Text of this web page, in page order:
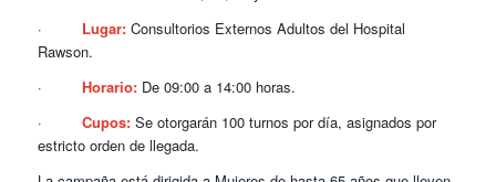
· Lugar:Consultorios Externos Adultos del Hospital
Rawson.
· Horario:De 09:00 a 14:00 horas.
· Cupos:Se otorgarán 100 turnos por día, asignados por
estricto orden de llegada.